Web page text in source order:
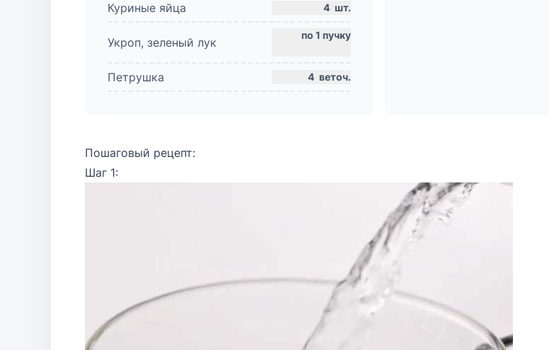
Куриные яйца 4 шт.
Укроп, зеленый лук
Петрушка 4 веточ.
Пошаговый рецепт:
Шаг 1: